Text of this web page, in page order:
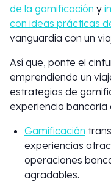
de la gamificación y
con ideas prácticas
vanguardia con un
Así que, ponte el
emprendiendo un
estrategias de
experiencia bancaria
Gamificación
experiencias
operaciones
agradables.